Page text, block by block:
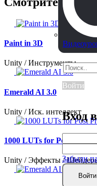
Войти
Вход
Забыли
Войти
Paint in 3D
Unity / Инструменты
Emerald AI 3.0
Unity / Иск. интеллект
1000 LUTs for Post
Unity / Эффекты /